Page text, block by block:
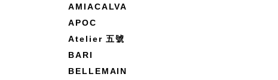
AMIACALVA
APOC
Atelier 五號
BARI
BELLEMAIN